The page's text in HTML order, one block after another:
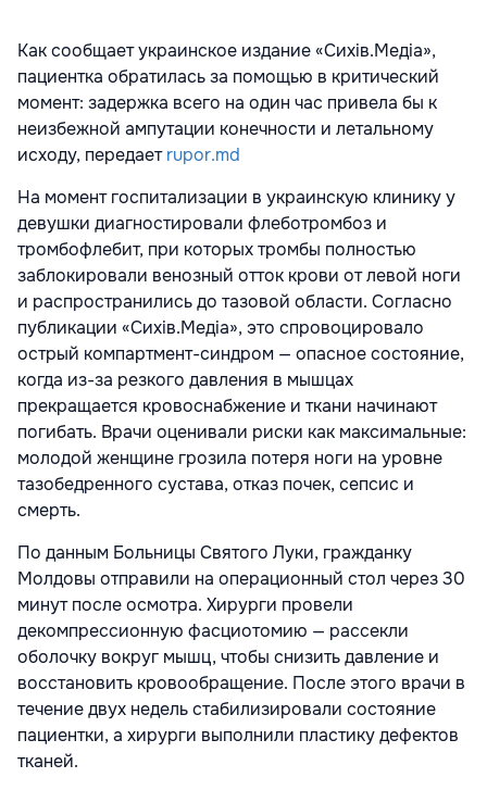
Как сообщает украинское издание «Сихів.Медіа»,
пациентка обратилась за помощью в критический
момент: задержка всего на один час привела бы к
неизбежной ампутации конечности и летальному
исходу, передаетrupor.md
На момент госпитализации в украинскую клинику у
девушки диагностировали флеботромбоз и
тромбофлебит, при которых тромбы полностью
заблокировали венозный отток крови от левой ноги
и распространились до тазовой области. Согласно
публикации «Сихів.Медіа», это спровоцировало
острый компартмент-синдром — опасное состояние,
когда из-за резкого давления в мышцах
прекращается кровоснабжение и ткани начинают
погибать. Врачи оценивали риски как максимальные:
молодой женщине грозила потеря ноги на уровне
тазобедренного сустава, отказ почек, сепсис и
смерть.
По данным Больницы Святого Луки, гражданку
Молдовы отправили на операционный стол через 30
минут после осмотра. Хирурги провели
декомпрессионную фасциотомию — рассекли
оболочку вокруг мышц, чтобы снизить давление и
восстановить кровообращение. После этого врачи в
течение двух недель стабилизировали состояние
пациентки, а хирурги выполнили пластику дефектов
тканей.